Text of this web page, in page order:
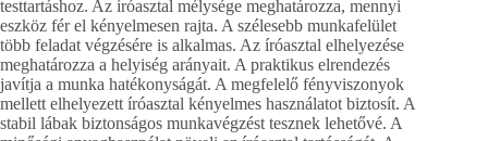
testtartáshoz. Az íróasztal mélysége meghatározza, mennyi
eszköz fér el kényelmesen rajta. A szélesebb munkafelület
több feladat végzésére is alkalmas. Az íróasztal elhelyezése
meghatározza a helyiség arányait. A praktikus elrendezés
javítja a munka hatékonyságát. A megfelelő fényviszonyok
mellett elhelyezett íróasztal kényelmes használatot biztosít. A
stabil lábak biztonságos munkavégzést tesznek lehetővé. A